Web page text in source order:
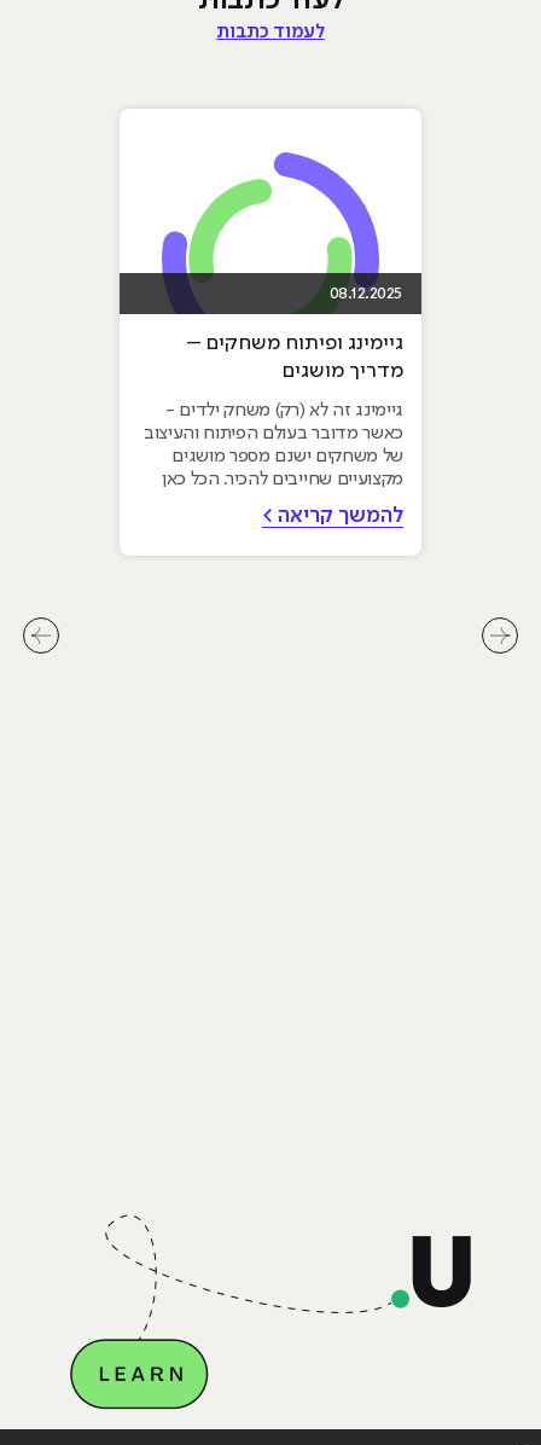
לעמוד כתבות
08.12.2025
גיימינג ופיתוח משחקים –
מדריך מושגים
גיימינג זה לא (רק) משחק ילדים -
כאשר מדובר בעולם הפיתוח והעיצוב
של משחקים ישנם מספר מושגים
מקצועיים שחייבים להכיר. הכל כאן
להמשך קריאה >
לחץ לחץ לשיקופית קודמת בסליידר מאמרים